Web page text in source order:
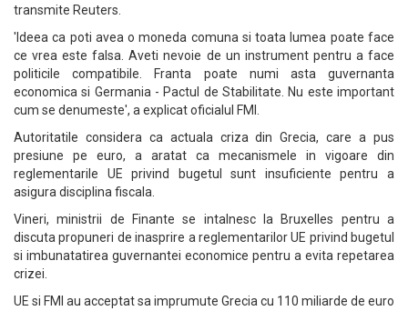
transmite Reuters.
'Ideea ca poti avea o moneda comuna si toata lumea poate face
ce vrea este falsa. Aveti nevoie de un instrument pentru a face
politicile compatibile. Franta poate numi asta guvernanta
economica si Germania - Pactul de Stabilitate. Nu este important
cum se denumeste', a explicat oficialul FMI.
Autoritatile considera ca actuala criza din Grecia, care a pus
presiune pe euro, a aratat ca mecanismele in vigoare din
reglementarile UE privind bugetul sunt insuficiente pentru a
asigura disciplina fiscala.
Vineri, ministrii de Finante se intalnesc la Bruxelles pentru a
discuta propuneri de inasprire a reglementarilor UE privind bugetul
si imbunatatirea guvernantei economice pentru a evita repetarea
crizei.
UE si FMI au acceptat sa imprumute Grecia cu 110 miliarde de euro